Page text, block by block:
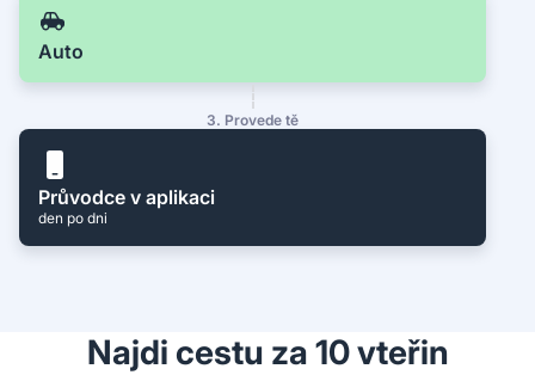
Auto
3. Provede tě
Průvodce v aplikaci
den po dni
Najdi cestu za 10 vteřin